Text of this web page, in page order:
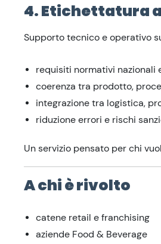
4. Etichettatura
Supporto tecnico e operativo
requisiti normativi nazionali
coerenza tra prodotto,
integrazione tra logistica,
riduzione errori e rischi
Un servizio pensato per chi
A chi è rivolto
catene retail e franchising
aziende Food & Beverage